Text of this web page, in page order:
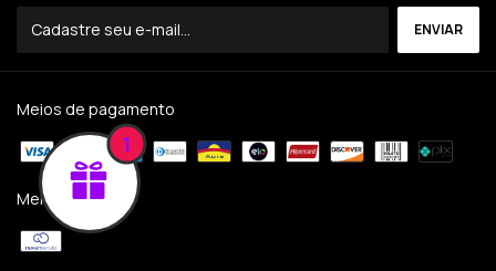
Meios de pagamento
Meios de envio
1